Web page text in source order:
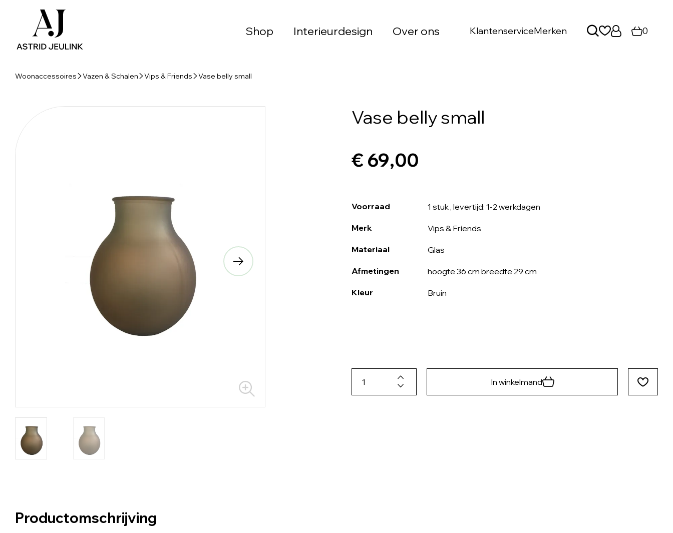
Shop Interieurdesign Over ons KlantenserviceMerken 0
Woonaccessoires Vazen & Schalen Vips & Friends Vase belly small
Vase belly small
€ 69,00
Voorraad 1 stuk, levertijd: 1-2 werkdagen
Merk Vips & Friends
Materiaal Glas
Afmetingen hoogte 36 cm breedte 29 cm
Kleur Bruin
In winkelmand
Productomschrijving